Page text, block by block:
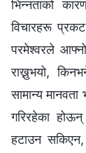
भिन्नताको
विचारहरू
परमेश्‍वरले
राख्नुभयो,
सामान्य
गरिरहेका
हटाउन